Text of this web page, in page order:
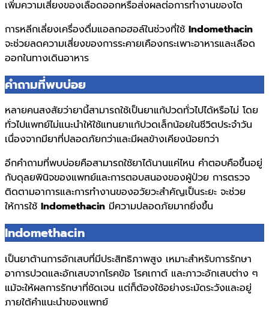
เพิ่มความเสี่ยงของเลือดออกหรือส่งผลต่อการทำงานของไต
การหลีกเลี่ยงเครื่องดื่มแอลกอฮอล์ในช่วงที่ใช้ Indomethacin
จะช่วยลดความเสี่ยงของการระคายเคืองกระเพาะอาหารและเลือด
ออกในทางเดินอาหาร
คำถามที่พบบ่อย
หลายคนสงสัยว่ายานี้สามารถใช้เป็นยาแก้ปวดทั่วไปได้หรือไม่ โดย
ทั่วไปแพทย์ไม่แนะนำให้ใช้แทนยาแก้ปวดเล็กน้อยในชีวิตประจำวัน
เนื่องจากมียาที่ปลอดภัยกว่าและมีผลข้างเคียงน้อยกว่า
อีกคำถามที่พบบ่อยคือสามารถใช้ยาได้นานแค่ไหน คำตอบคือขึ้นอยู่
กับดุลยพินิจของแพทย์และการตอบสนองของผู้ป่วย การตรวจ
ติดตามอาการและการทำงานของอวัยวะสำคัญเป็นระยะ จะช่วย
ให้การใช้ Indomethacin มีความปลอดภัยมากยิ่งขึ้น
Indomethacin
เป็นยาต้านการอักเสบที่มีประสิทธิภาพสูง เหมาะสำหรับการรักษา
อาการปวดและอักเสบจากโรคข้อ โรคเกาต์ และภาวะอักเสบต่าง ๆ
แม้จะให้ผลการรักษาที่ชัดเจน แต่ก็ต้องใช้อย่างระมัดระวังและอยู่
ภายใต้คำแนะนำของแพทย์